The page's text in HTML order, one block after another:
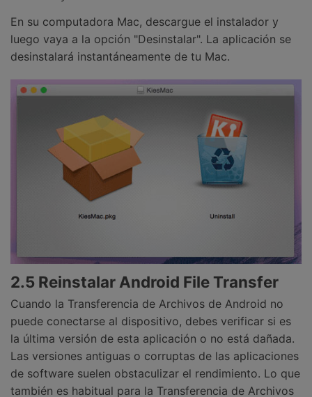
En su computadora Mac, descargue el instalador y
luego vaya a la opción "Desinstalar". La aplicación se
desinstalará instantáneamente de tu Mac.
2.5 Reinstalar Android File Transfer
Cuando la Transferencia de Archivos de Android no
puede conectarse al dispositivo, debes verificar si es
la última versión de esta aplicación o no está dañada.
Las versiones antiguas o corruptas de las aplicaciones
de software suelen obstaculizar el rendimiento. Lo que
también es habitual para la Transferencia de Archivos